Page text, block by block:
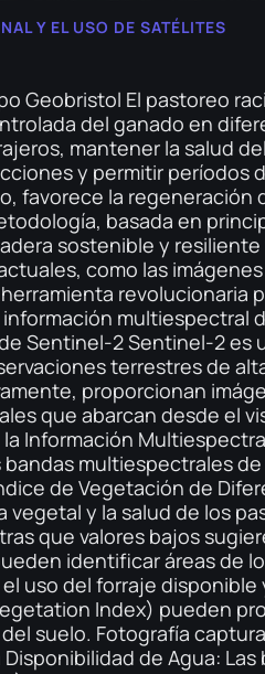
Y EL USO DE SATÉLITES
Geobristol El pastoreo
del ganado en
mantener la salud
y permitir períodos
favorece la regeneración
basada en
sostenible y
como las
revolucionaria
multiespectral
Sentinel-2 Sentinel-2 es
terrestres de
proporcionan
que abarcan desde el
Información
bandas multiespectrales
de Vegetación de
vegetal y la salud de los
que valores bajos
identificar áreas de
uso del forraje
Index) pueden
suelo. Fotografía
Disponibilidad de Agua: